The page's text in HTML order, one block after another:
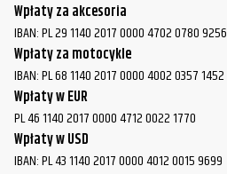
Wpłaty za akcesoria
IBAN: PL 29 1140 2017 0000 4702 0780 9256
Wpłaty za motocykle
IBAN: PL 68 1140 2017 0000 4002 0357 1452
Wpłaty w EUR
PL 46 1140 2017 0000 4712 0022 1770
Wpłaty w USD
IBAN: PL 43 1140 2017 0000 4012 0015 9699